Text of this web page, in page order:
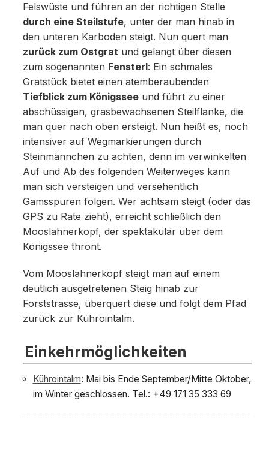
Felswüste und führen an der richtigen Stelle
durch eine Steilstufe, unter der man hinab in
den unteren Karboden steigt. Nun quert man
zurück zum Ostgratund gelangt über diesen
zum sogenannten Fensterl: Ein schmales
Gratstück bietet einen atemberaubenden
Tiefblick zum Königsseeund führt zu einer
abschüssigen, grasbewachsenen Steilflanke, die
man quer nach oben ersteigt. Nun heißt es, noch
intensiver auf Wegmarkierungen durch
Steinmännchen zu achten, denn im verwinkelten
Auf und Ab des folgenden Weiterweges kann
man sich versteigen und versehentlich
Gamsspuren folgen. Wer achtsam steigt (oder das
GPS zu Rate zieht), erreicht schließlich den
Mooslahnerkopf, der spektakulär über dem
Königssee thront.
Vom Mooslahnerkopf steigt man auf einem
deutlich ausgetretenen Steig hinab zur
Forststrasse, überquert diese und folgt dem Pfad
zurück zur Kührointalm.
Einkehrmöglichkeiten
Kührointalm: Mai bis Ende September/Mitte Oktober,
im Winter geschlossen. Tel.: +49 171 35 333 69